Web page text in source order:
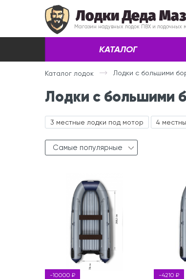
Лодки Деда
Магазин надувных лодок ПВХ и лодочных
КАТАЛОГ
Каталог лодок Лодки с большими
Лодки с большими
3 местные лодки под мотор 4
Самые популярные
-10000 ₽ -4210 ₽